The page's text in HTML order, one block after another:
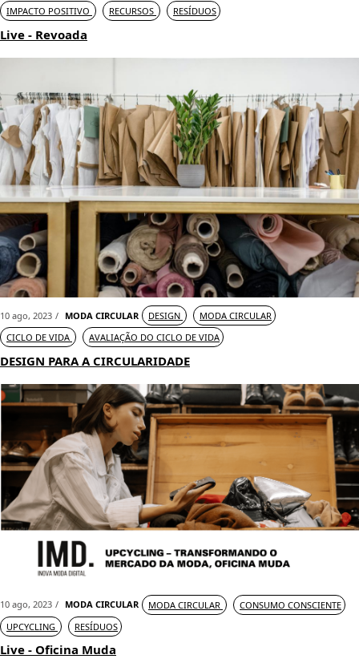
IMPACTO POSITIVO
RECURSOS RESÍDUOS
Live - Revoada
10 ago, 2023 MODA CIRCULAR DESIGN
MODA CIRCULAR
CICLO DE VIDA
AVALIAÇÃO DO CICLO DE VIDA
DESIGN PARA A CIRCULARIDADE
10 ago, 2023 MODA CIRCULAR MODA CIRCULAR
CONSUMO CONSCIENTE
UPCYCLING
RESÍDUOS
Live - Oficina Muda